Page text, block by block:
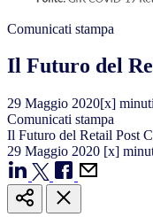
Comunicati stampa
Il Futuro del
29 Maggio 2020[x]
Comunicati stampa
Il Futuro del Retail Post
29 Maggio 2020 [x]